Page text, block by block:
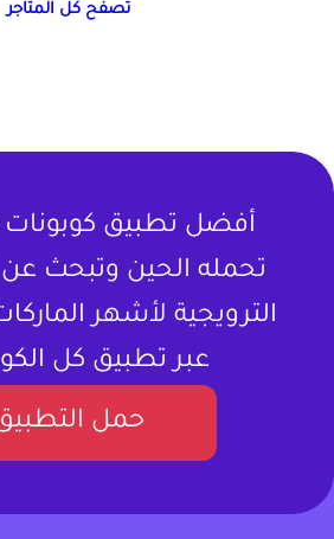
تصفح كل المتاجر
أفضل تطبيق
تحمله الحين وتبحث عن
الترويجية لأشهر
عبر تطبيق كل
حمل